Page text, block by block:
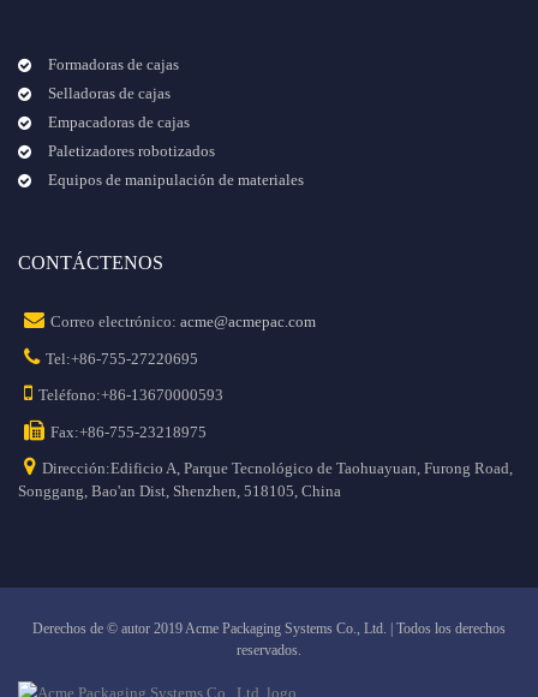
Formadoras de cajas
Selladoras de cajas
Empacadoras de cajas
Paletizadores robotizados
Equipos de manipulación de materiales
CONTÁCTENOS
Correo electrónico: acme@acmepac.com
Tel:+86-755-27220695
Teléfono:+86-13670000593
Fax:+86-755-23218975
Dirección:Edificio A, Parque Tecnológico de Taohuayuan, Furong Road,
Songgang, Bao'an Dist, Shenzhen, 518105, China
Derechos de © autor 2019 Acme Packaging Systems Co., Ltd. | Todos los derechos
reservados.